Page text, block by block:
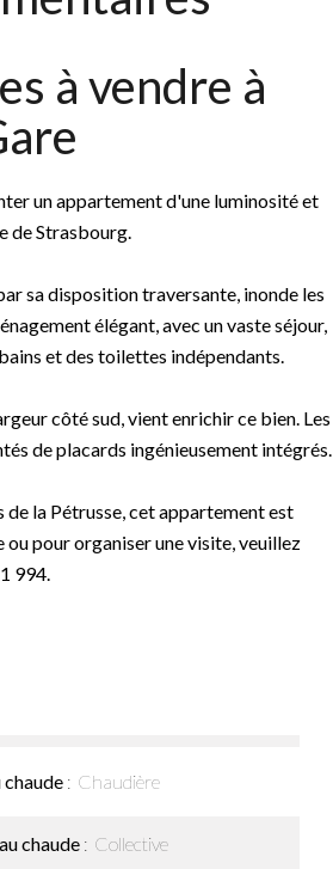
à vendre à
un appartement d'une luminosité et
de Strasbourg.
sa disposition traversante, inonde les
élégant, avec un vaste séjour,
et des toilettes indépendants.
côté sud, vient enrichir ce bien. Les
de placards ingénieusement intégrés.
la Pétrusse, cet appartement est
pour organiser une visite, veuillez
994.
chaude Chaudière
chaude Collective